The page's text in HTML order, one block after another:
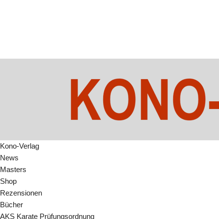
Kono-Verlag
News
Masters
Shop
Rezensionen
Bücher
AKS Karate Prüfungsordnung